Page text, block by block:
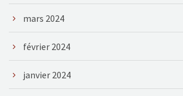
mars 2024
février 2024
janvier 2024